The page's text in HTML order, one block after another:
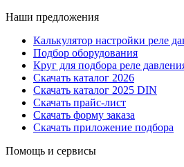
Наши предложения
Калькулятор настройки реле
Подбор оборудования
Круг для подбора реле
Скачать каталог 2026
Скачать каталог 2025 DIN
Скачать прайс-лист
Скачать форму заказа
Скачать приложение подбора
Помощь и сервисы